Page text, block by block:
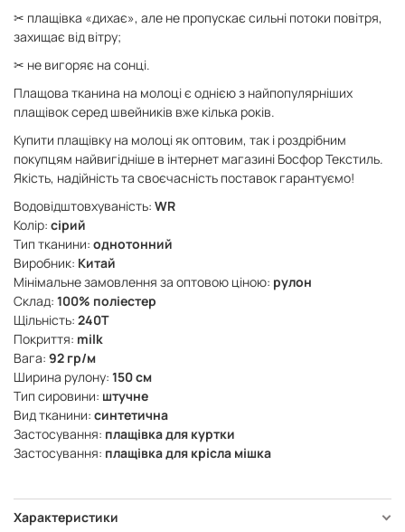
✂ плащівка «дихає», але не пропускає сильні потоки повітря,
захищає від вітру;
✂ не вигоряє на сонці.
Плащова тканина на молоці є однією з найпопулярніших
плащівок серед швейників вже кілька років.
Купити плащівку на молоці як оптовим, так і роздрібним
покупцям найвигідніше в інтернет магазині Босфор Текстиль.
Якість, надійність та своєчасність поставок гарантуємо!
Водовідштовхуваність: WR
Колір: сірий
Тип тканини: однотонний
Виробник: Китай
Мінімальне замовлення за оптовою ціною: рулон
Склад: 100% поліестер
Щільність: 240Т
Покриття: milk
Вага: 92 гр/м
Ширина рулону: 150 см
Тип сировини: штучне
Вид тканини: синтетична
Застосування: плащівка для куртки
Застосування: плащівка для крісла мішка
Характеристики